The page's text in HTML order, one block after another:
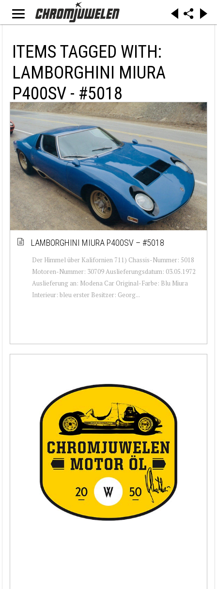
ITEMS TAGGED WITH:
LAMBORGHINI MIURA
P400SV - #5018
LAMBORGHINI MIURA P400SV – #5018
Der Himmel über Kalifornien 711) Chassis-Nummer: 5018
Motoren-Nummer: 30709 Auslieferungsdatum: 03.05.1972
Auslieferung an: Modena Car Original-Farbe: Blu Miura
Interieur: bleu erster Besitzer: Georg...